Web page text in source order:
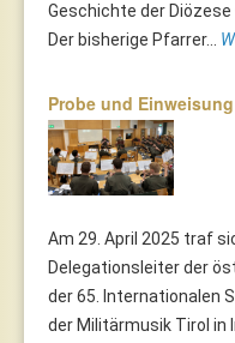
Geschichte der
Der bisherige Pfarrer...
Probe und
Am 29. April 2025 traf
Delegationsleiter der
der 65. Internationalen
der Militärmusik Tirol in